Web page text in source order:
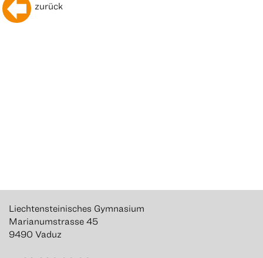
zurück
Liechtensteinisches Gymnasium
Marianumstrasse 45
9490 Vaduz